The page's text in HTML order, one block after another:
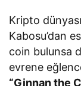
Kripto
Kabosu’dan
coin bulunsa
evrene
“Ginnan the